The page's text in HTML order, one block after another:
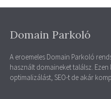
Domain Parkoló
A eroemeles Domain Parkoló
használt domaineket találsz.
optimalizálást, SEO-t de akár